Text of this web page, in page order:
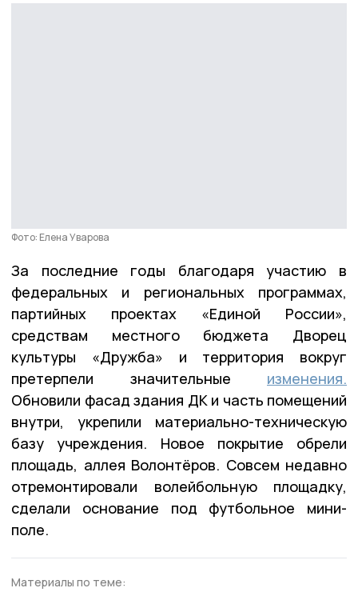
Фото: Елена Уварова
За последние годы благодаря участию в
федеральных и региональных программах,
партийных проектах «Единой России»,
средствам местного бюджета Дворец
культуры «Дружба» и территория вокруг
претерпели значительные изменения.
Обновили фасад здания ДК и часть помещений
внутри, укрепили материально-техническую
базу учреждения. Новое покрытие обрели
площадь, аллея Волонтёров. Совсем недавно
отремонтировали волейбольную площадку,
сделали основание под футбольное мини-
поле.
Материалы по теме: